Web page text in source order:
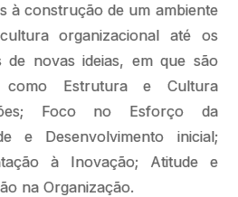
à construção de um ambiente
organizacional até os
de novas ideias, em que são
como Estrutura e Cultura
Foco no Esforço da
e Desenvolvimento inicial;
à Inovação; Atitude e
na Organização.